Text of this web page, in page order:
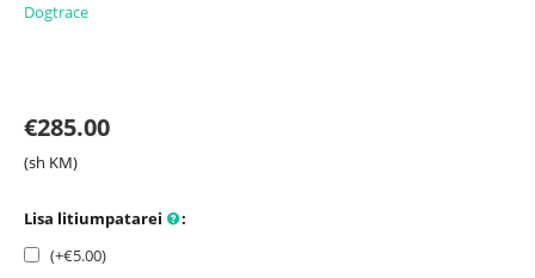
Dogtrace
€285.00
(sh KM)
Lisa litiumpatarei
:
(+€5.00)